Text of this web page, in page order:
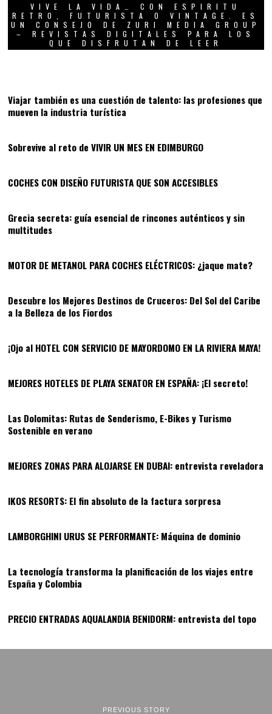
VIVE LA VIDA… CON ESPIRITU
RETRO, FUTURISTA O VINTAGE. ES
UN CONSEJO DE ZURI MEDIA GROUP
– REVISTAS DIGITALES PARA LOS
QUE DISFRUTAN DE LEER
Viajar también es una cuestión de talento: las profesiones que
mueven la industria turística
Sobrevive al reto de VIVIR UN MES EN EDIMBURGO
COCHES CON DISEÑO FUTURISTA QUE SON ACCESIBLES
Grecia secreta: guía esencial de rincones auténticos y sin
multitudes
MOTOR DE METANOL PARA COCHES ELÉCTRICOS: ¿jaque mate?
06
Descubre los Mejores Destinos de Cruceros: Del Sol del Caribe
a la Belleza de los Fiordos
¡Ojo al HOTEL CON SERVICIO DE MAYORDOMO EN LA RIVIERA MAYA!
08
MEJORES HOTELES DE PLAYA SENATOR EN ESPAÑA: ¡El secreto!
09
Las Dolomitas: Rutas de Senderismo, E-Bikes y Turismo
Sostenible en verano
MEJORES ZONAS PARA ALOJARSE EN DUBAI: entrevista reveladora
11
IKOS RESORTS: El fin absoluto de la factura sorpresa
LAMBORGHINI URUS SE PERFORMANTE: Máquina de dominio13
La tecnología transforma la planificación de los viajes entre
España y Colombia
PRECIO ENTRADAS AQUALANDIA BENIDORM: entrevista del topo
PREVIOUS STORY